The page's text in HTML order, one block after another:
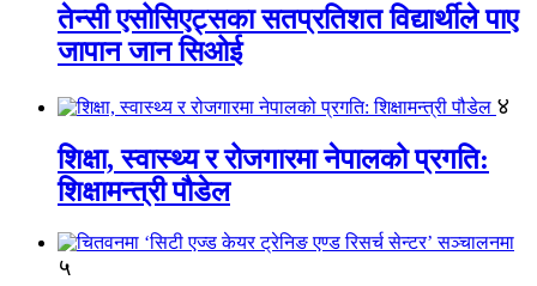
तेन्सी एसोसिएट्सका सतप्रतिशत विद्यार्थीले पाए
जापान जान सिओई
४
शिक्षा, स्वास्थ्य र रोजगारमा नेपालको प्रगति:
शिक्षामन्त्री पौडेल
५